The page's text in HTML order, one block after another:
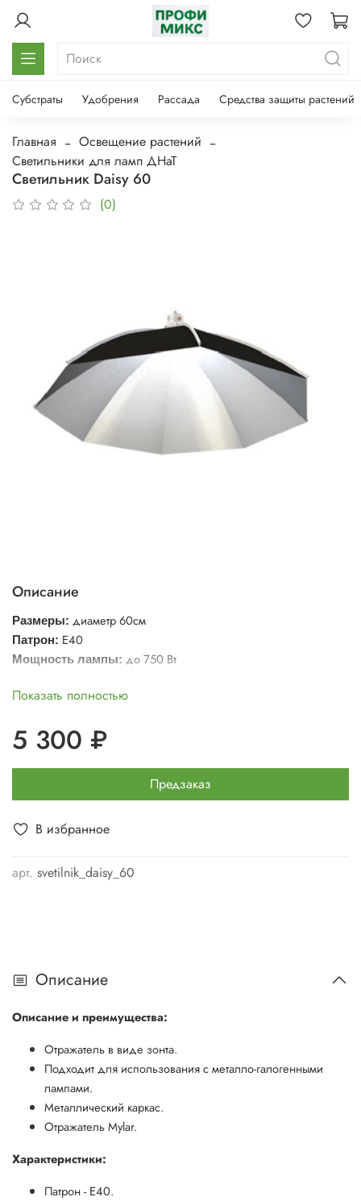
Субстраты Удобрения Рассада Средства защиты растений
Главная
Освещение растений
Светильники для ламп ДНаТ
Светильник Daisy 60
(0)
В избранное
арт. svetilnik_daisy_60
Описание
Размеры: диаметр 60см
Патрон: E40
Мощность лампы: до 750 Вт
Показать полностью
5 300 ₽
Предзаказ
Описание
Описание и преимущества:
Отражатель в виде зонта.
Подходит для использования с металло-галогенными
лампами.
Металлический каркас.
Отражатель Mylar.
Характеристики:
Патрон - Е40.